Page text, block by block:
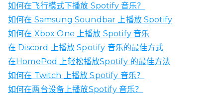
如何在飞行模式下播放 Spotify 音乐？
如何在 Samsung Soundbar 上播放 Spotify
如何在 Xbox One 上播放 Spotify 音乐
在 Discord 上播放 Spotify 音乐的最佳方式
在HomePod 上轻松播放Spotify 的最佳方法
如何在 Twitch 上播放 Spotify 音乐？
如何在两台设备上播放Spotify 音乐？